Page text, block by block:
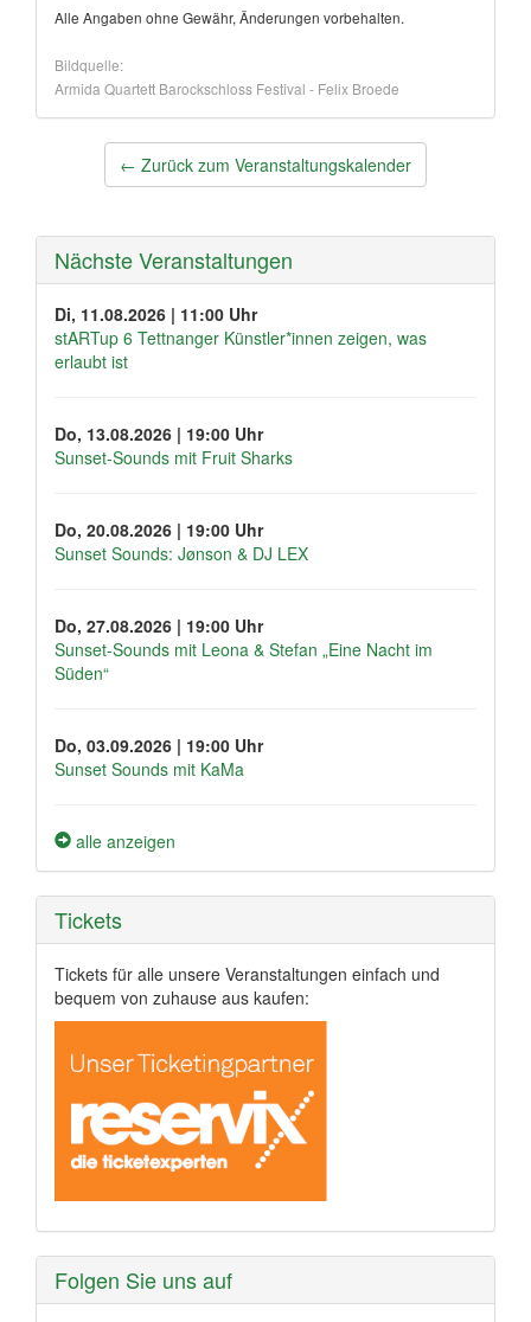
Alle Angaben ohne Gewähr, Änderungen vorbehalten.
Bildquelle:
Armida Quartett Barockschloss Festival - Felix Broede
Post← Zurück zum Veranstaltungskalender
Nächste Veranstaltungen
Di, 11.08.2026 | 11:00 Uhr
stARTup 6 Tettnanger Künstler*innen zeigen, was
erlaubt ist
Do, 13.08.2026 | 19:00 Uhr
Sunset-Sounds mit Fruit Sharks
Do, 20.08.2026 | 19:00 Uhr
Sunset Sounds: Jønson & DJ LEX
Do, 27.08.2026 | 19:00 Uhr
Sunset-Sounds mit Leona & Stefan „Eine Nacht im
Süden“
Do, 03.09.2026 | 19:00 Uhr
Sunset Sounds mit KaMa
alle anzeigen
Tickets
Tickets für alle unsere Veranstaltungen einfach und
bequem von zuhause aus kaufen:
Folgen Sie uns auf